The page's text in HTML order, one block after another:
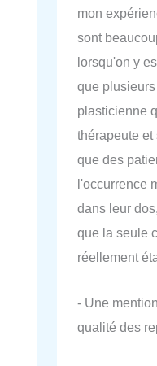
mon
sont
lorsqu'on y
que
plasticienne
thérapeute et
que des
l'occurrence
dans leur
que la seule
réellement
- Une
qualité des